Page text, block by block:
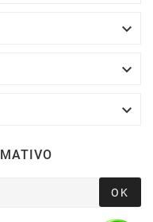



OK